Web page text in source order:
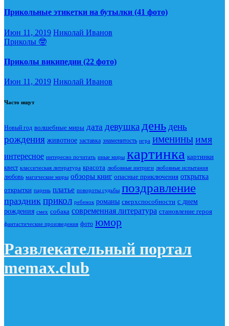
Прикольные этикетки на бутылки (41 фото)
Июн 11, 2019 Николай Иванов
Приколы 🤓
Приколы википедии (22 фото)
Июн 11, 2019 Николай Иванов
Часто ищут
Новый год волшебные миры дата девушка день день
рождения животное заставка знаменитость игра имениныимя
интересное интересно почитать иные миры картинка картинки
квест классическая литература красота любовные интриги любовные испытания
любовь магические миры обзоры книг опасные приключения открытка
открытки парень платье повороты судьбы поздравление
праздник прикол ребенок романы сверхспособности с днем
рождения смех собака современная литература становление героя
фантастические произведения фото юмор
Развлекательный портал
memax.club